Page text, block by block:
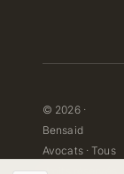
© 2026 ·
Bensaid
Avocats · Tous
droits réservés